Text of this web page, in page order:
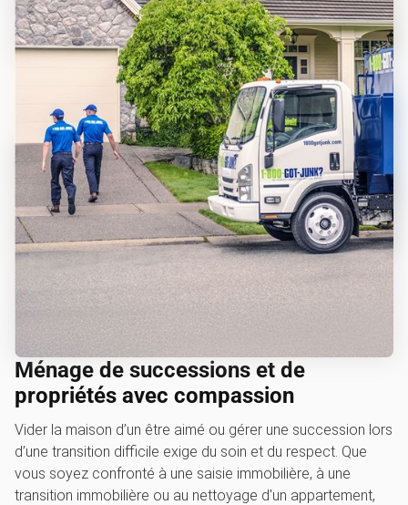
Ménage de successions et de
propriétés avec compassion
Vider la maison d’un être aimé ou gérer une succession lors
d’une transition difficile exige du soin et du respect. Que
vous soyez confronté à une saisie immobilière, à une
transition immobilière ou au nettoyage d'un appartement,